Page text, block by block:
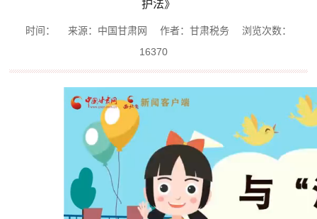
护法》
时间： 来源：中国甘肃网 作者：甘肃税务
浏览次数：
16370